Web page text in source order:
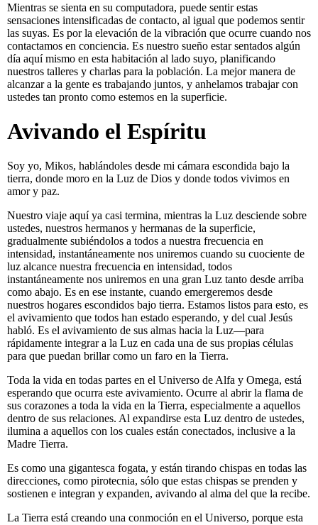
Mientras se sienta en su computadora, puede sentir estas
sensaciones intensificadas de contacto, al igual que podemos sentir
las suyas. Es por la elevación de la vibración que ocurre cuando nos
contactamos en conciencia. Es nuestro sueño estar sentados algún
día aquí mismo en esta habitación al lado suyo, planificando
nuestros talleres y charlas para la población. La mejor manera de
alcanzar a la gente es trabajando juntos, y anhelamos trabajar con
ustedes tan pronto como estemos en la superficie.
Avivando el Espíritu
Soy yo, Mikos, hablándoles desde mi cámara escondida bajo la
tierra, donde moro en la Luz de Dios y donde todos vivimos en
amor y paz.
Nuestro viaje aquí ya casi termina, mientras la Luz desciende sobre
ustedes, nuestros hermanos y hermanas de la superficie,
gradualmente subiéndolos a todos a nuestra frecuencia en
intensidad, instantáneamente nos uniremos cuando su cuociente de
luz alcance nuestra frecuencia en intensidad, todos
instantáneamente nos uniremos en una gran Luz tanto desde arriba
como abajo. Es en ese instante, cuando emergeremos desde
nuestros hogares escondidos bajo tierra. Estamos listos para esto, es
el avivamiento que todos han estado esperando, y del cual Jesús
habló. Es el avivamiento de sus almas hacia la Luz—para
rápidamente integrar a la Luz en cada una de sus propias células
para que puedan brillar como un faro en la Tierra.
Toda la vida en todas partes en el Universo de Alfa y Omega, está
esperando que ocurra este avivamiento. Ocurre al abrir la flama de
sus corazones a toda la vida en la Tierra, especialmente a aquellos
dentro de sus relaciones. Al expandirse esta Luz dentro de ustedes,
ilumina a aquellos con los cuales están conectados, inclusive a la
Madre Tierra.
Es como una gigantesca fogata, y están tirando chispas en todas las
direcciones, como pirotecnia, sólo que estas chispas se prenden y
sostienen e integran y expanden, avivando al alma del que la recibe.
La Tierra está creando una conmoción en el Universo, porque esta